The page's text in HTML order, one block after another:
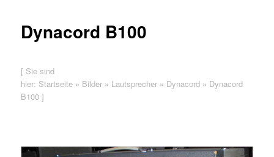
Dynacord B100
[ Sie sind
hier: Startseite » Bilder » Lautsprecher » Dynacord » Dynacord
B100 ]